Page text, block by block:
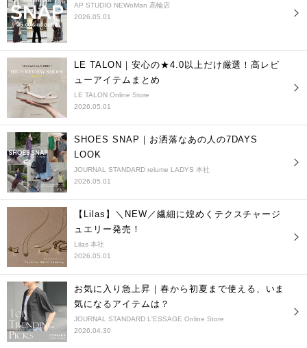
AP STUDIO NEWoMan 高輪店
2026.05.01
LE TALON｜安心の★4.0以上だけ厳選！高レビ
ューアイテムまとめ
LE TALON Online Store
2026.05.01
SHOES SNAP｜お洒落なあの人の7DAYS
LOOK
JOURNAL STANDARD relume LADYS 本社
2026.05.01
【Lilas】＼NEW／繊細に煌めくテクスチャージ
ュエリー発売！
Lilas 本社
2026.05.01
お気に入り急上昇｜春から初夏まで使える、いま
気になるアイテムは？
JOURNAL STANDARD L'ESSAGE Online Store
2026.04.30